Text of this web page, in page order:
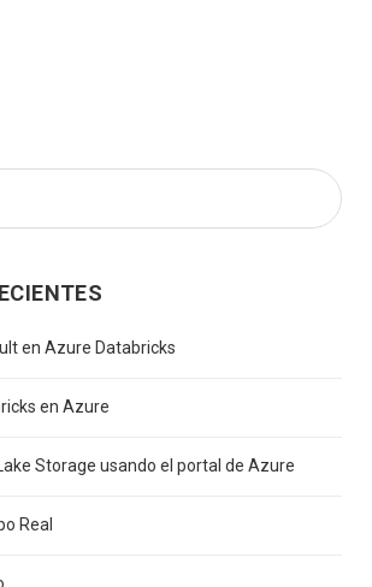
en Azure Databricks
en Azure
Storage usando el portal de Azure
Real